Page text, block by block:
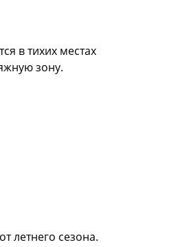
в тихих местах
зону.
летнего сезона.